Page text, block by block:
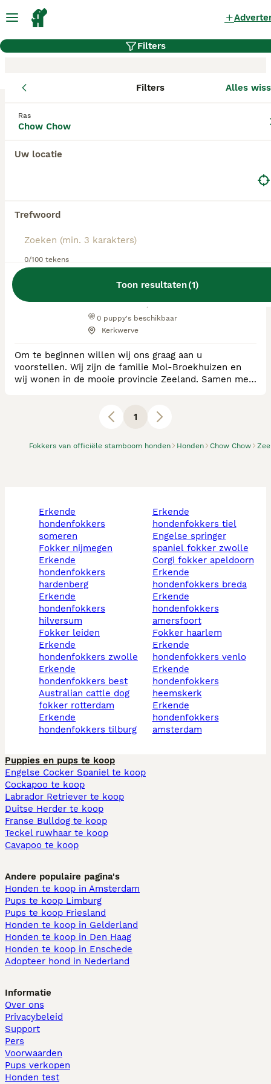
Filters
Filters Alles
Ras
Chow Chow
Uw locatie
Trefwoord
0/100 tekens
Toon resultaten(1)
Fokkers van officiële stamboom honden Honden Chow Chow
Chow Chow Fokkers in deze lijst hebben een
Beheer bij ons aangeleverd, en fokken pups met
RvB Geregistreerde Kennel
Ras: Chow Chow, Shiba
0 puppy's beschikbaar
Kerkwerve
Om te beginnen willen wij ons graag aan u
voorstellen. Wij zijn de familie Mol-Broekhuizen en
wij wonen in de mooie provincie Zeeland. Samen met
honden heerlijk vrij en blij op en rond het erf kunnen
1
erkende
hondenfokkers
someren
fokker nijmegen
erkende
hondenfokkers
hardenberg
erkende
hondenfokkers
hilversum
fokker leiden
erkende
hondenfokkers zwolle
erkende
hondenfokkers best
australian cattle dog
fokker rotterdam
erkende
hondenfokkers tilburg
erkende
hondenfokkers tiel
engelse springer
spaniel fokker zwolle
corgi fokker apeldoorn
erkende
hondenfokkers breda
erkende
hondenfokkers
amersfoort
fokker haarlem
erkende
hondenfokkers venlo
erkende
hondenfokkers
heemskerk
erkende
hondenfokkers
amsterdam
Puppies en pups te koop
Engelse Cocker Spaniel te koop
Cockapoo te koop
Labrador Retriever te koop
Duitse Herder te koop
Franse Bulldog te koop
Teckel ruwhaar te koop
Cavapoo te koop
Andere populaire pagina's
Honden te koop in Amsterdam
Pups te koop Limburg​
Pups te koop Friesland​
Honden te koop in Gelderland
Honden te koop in Den Haag
Honden te koop in Enschede
Adopteer hond in Nederland
Informatie
Over ons
Privacybeleid
Support
Pers
Voorwaarden
Pups verkopen
Honden test